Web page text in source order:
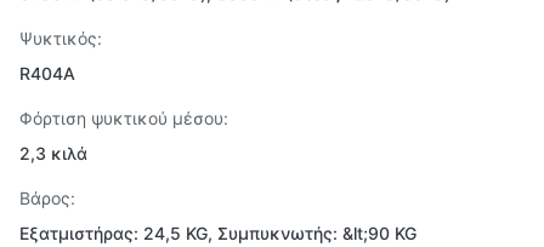
Ψυκτικός:
R404A
Φόρτιση ψυκτικού μέσου:
2,3 κιλά
Βάρος:
Εξατμιστήρας: 24,5 KG, Συμπυκνωτής: &lt;90 KG